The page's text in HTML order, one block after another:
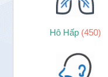
Hô Hấp (450)